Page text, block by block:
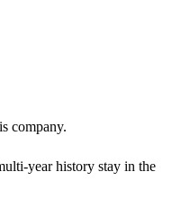
company.
year history stay in the